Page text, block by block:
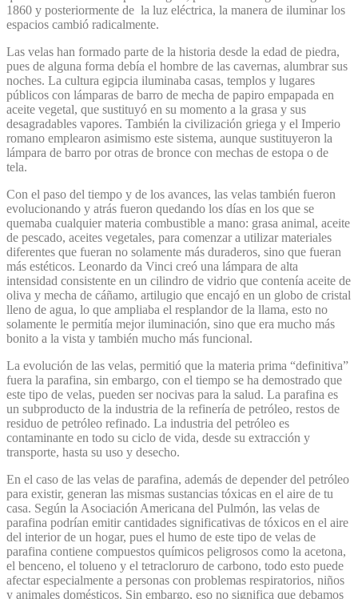
1860 y posteriormente de la luz eléctrica, la manera de iluminar los
espacios cambió radicalmente.
Las velas han formado parte de la historia desde la edad de piedra,
pues de alguna forma debía el hombre de las cavernas, alumbrar sus
noches. La cultura egipcia iluminaba casas, templos y lugares
públicos con lámparas de barro de mecha de papiro empapada en
aceite vegetal, que sustituyó en su momento a la grasa y sus
desagradables vapores. También la civilización griega y el Imperio
romano emplearon asimismo este sistema, aunque sustituyeron la
lámpara de barro por otras de bronce con mechas de estopa o de
tela.
Con el paso del tiempo y de los avances, las velas también fueron
evolucionando y atrás fueron quedando los días en los que se
quemaba cualquier materia combustible a mano: grasa animal, aceite
de pescado, aceites vegetales, para comenzar a utilizar materiales
diferentes que fueran no solamente más duraderos, sino que fueran
más estéticos. Leonardo da Vinci creó una lámpara de alta
intensidad consistente en un cilindro de vidrio que contenía aceite de
oliva y mecha de cáñamo, artilugio que encajó en un globo de cristal
lleno de agua, lo que ampliaba el resplandor de la llama, esto no
solamente le permitía mejor iluminación, sino que era mucho más
bonito a la vista y también mucho más funcional.
La evolución de las velas, permitió que la materia prima “definitiva”
fuera la parafina, sin embargo, con el tiempo se ha demostrado que
este tipo de velas, pueden ser nocivas para la salud. La parafina es
un subproducto de la industria de la refinería de petróleo, restos de
residuo de petróleo refinado. La industria del petróleo es
contaminante en todo su ciclo de vida, desde su extracción y
transporte, hasta su uso y desecho.
En el caso de las velas de parafina, además de depender del petróleo
para existir, generan las mismas sustancias tóxicas en el aire de tu
casa. Según la Asociación Americana del Pulmón, las velas de
parafina podrían emitir cantidades significativas de tóxicos en el aire
del interior de un hogar, pues el humo de este tipo de velas de
parafina contiene compuestos químicos peligrosos como la acetona,
el benceno, el tolueno y el tetracloruro de carbono, todo esto puede
afectar especialmente a personas con problemas respiratorios, niños
y animales domésticos. Sin embargo, eso no significa que debamos